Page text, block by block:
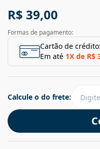
R$ 39,00
Formas de pagamento:
Cartão de crédito:
Em até 1X de R$
Calcule o do frete: